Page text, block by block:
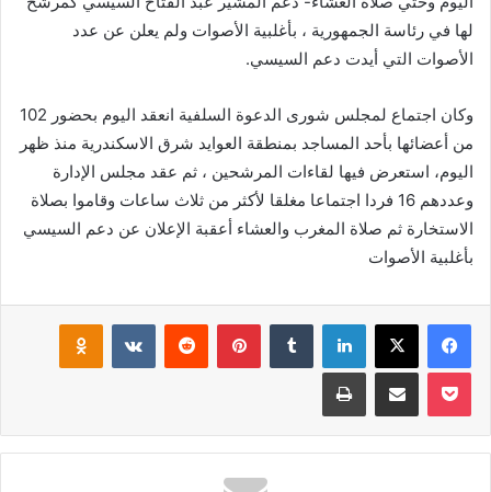
لها في رئاسة الجمهورية ، بأغلبية الأصوات ولم يعلن عن عدد
الأصوات التي أيدت دعم السيسي.
وكان اجتماع لمجلس شورى الدعوة السلفية انعقد اليوم بحضور 102
من أعضائها بأحد المساجد بمنطقة العوايد شرق الاسكندرية منذ ظهر
اليوم، استعرض فيها لقاءات المرشحين ، ثم عقد مجلس الإدارة
وعددهم 16 فردا اجتماعا مغلقا لأكثر من ثلاث ساعات وقاموا بصلاة
الاستخارة ثم صلاة المغرب والعشاء أعقبة الإعلان عن دعم السيسي
بأغلبية الأصوات
فيسبوك ‫X لينكدإن بينتيريست
‫Pocket مشاركة عبر البريد طباعة